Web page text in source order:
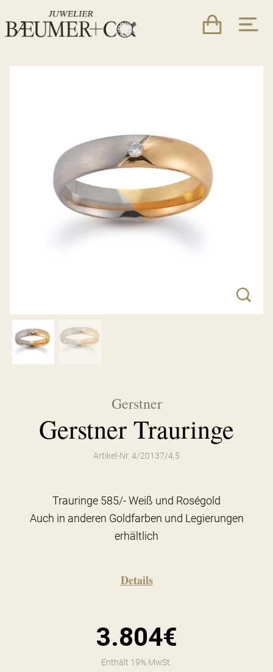
Gerstner
Gerstner Trauringe
Artikel-Nr. 4/20137/4,5
Trauringe 585/- Weiß und Roségold
Auch in anderen Goldfarben und Legierungen
erhältlich
Details
3.804€
Enthält 19% MwSt.